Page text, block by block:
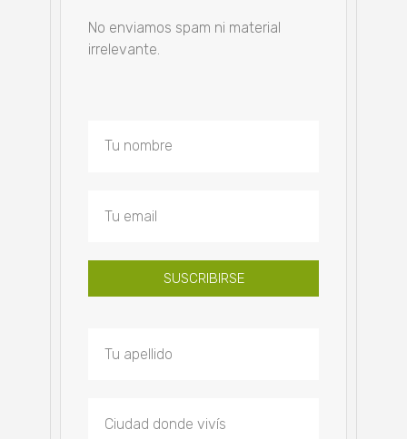
No enviamos spam ni material
irrelevante.
SUSCRIBIRSE